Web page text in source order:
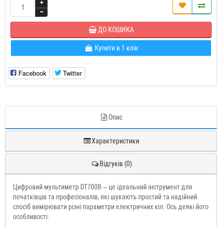
ДО КОШИКА
Купити в 1 клік
Facebook Twitter
Опис
Характеристики
Відгуків (0)
Цифровий мультиметр DT700B – це ідеальний інструмент для
початківців та професіоналів, які шукають простий та надійний
спосіб вимірювати різні параметри електричних кіл. Ось деякі його
особливості: